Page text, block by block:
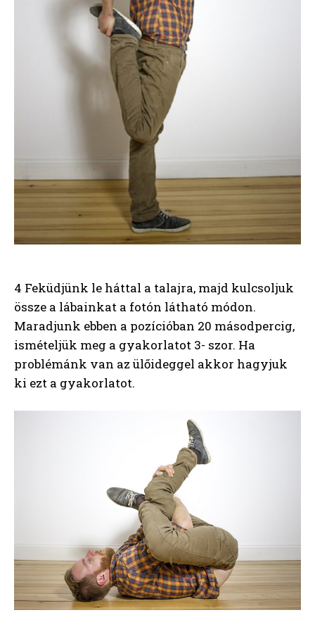
4 Feküdjünk le háttal a talajra, majd kulcsoljuk
össze a lábainkat a fotón látható módon.
Maradjunk ebben a pozícióban 20 másodpercig,
ismételjük meg a gyakorlatot 3- szor. Ha
problémánk van az ülőideggel akkor hagyjuk
ki ezt a gyakorlatot.